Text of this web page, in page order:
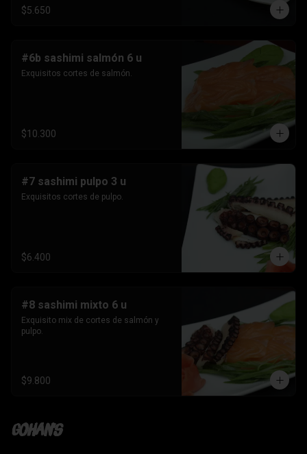
$5.650
#6b sashimi salmón 6 u
Exquisitos cortes de salmón.
$10.300
#7 sashimi pulpo 3 u
Exquisitos cortes de pulpo.
$6.400
#8 sashimi mixto 6 u
Exquisito mix de cortes de salmón y
pulpo.
$9.800
Gohan's